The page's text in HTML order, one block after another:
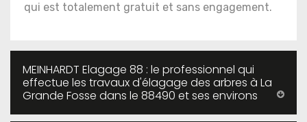
qui est totalement gratuit et sans engagement.
MEINHARDT Elagage 88 : le professionnel qui
effectue les travaux d'élagage des arbres à La
Grande Fosse dans le 88490 et ses environs